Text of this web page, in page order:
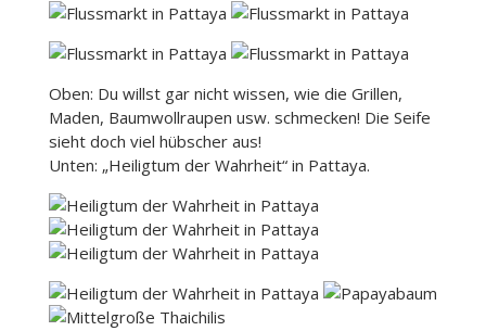
Oben: Du willst gar nicht wissen, wie die Grillen,
Maden, Baumwollraupen usw. schmecken! Die Seife
sieht doch viel hübscher aus!
Unten: „Heiligtum der Wahrheit“ in Pattaya.